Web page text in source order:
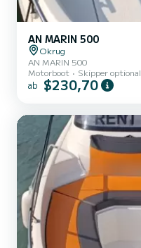
AN MARIN 500
Okrug
AN MARIN 500
Motorboot
Skipper optional
ab $230,70